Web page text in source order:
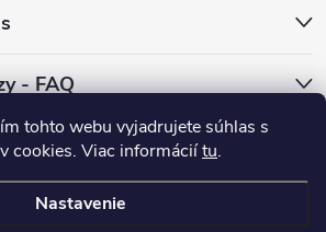
tohto webu vyjadrujete súhlas s
cookies. Viac informáciítu.
Nastavenie
- FAQ